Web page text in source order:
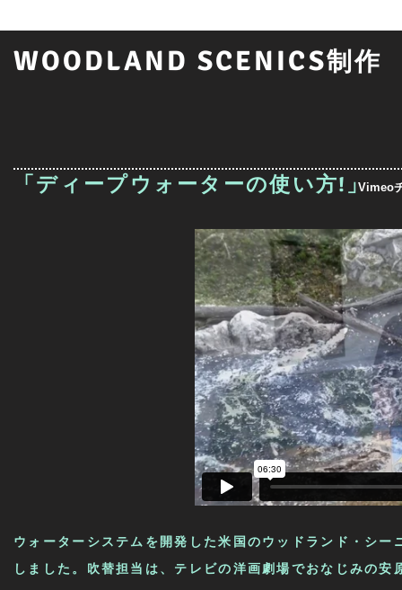
WOODLAND SCENICS制作
「ディープウォーターの使い方!」​Vimeo
ウォーターシステムを開発した米国のウッドランド・シ
しました。吹替担当は、テレビの洋画劇場でおなじみの安